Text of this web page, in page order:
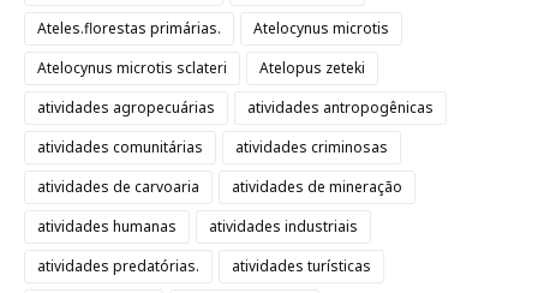
Ateles.florestas primárias.
Atelocynus microtis
Atelocynus microtis sclateri
Atelopus zeteki
atividades agropecuárias
atividades antropogênicas
atividades comunitárias
atividades criminosas
atividades de carvoaria
atividades de mineração
atividades humanas
atividades industriais
atividades predatórias.
atividades turísticas